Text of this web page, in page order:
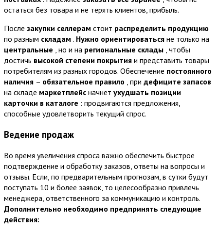
остаться без товара и не терять клиентов, прибыль.
После закупки селлерам стоит распределить продукцию
по разным складам . Нужно ориентироваться не только на
центральные , но и на региональные склады , чтобы
достичь высокой степени покрытия и представить товары
потребителям из разных городов. Обеспечение постоянного
наличия – обязательное правило , при дефиците запасов
на складе маркетплейс начнет ухудшать позиции
карточки в каталоге : продвигаются предложения,
способные удовлетворить текущий спрос.
Ведение продаж
Во время увеличения спроса важно обеспечить быстрое
подтверждение и обработку заказов, ответы на вопросы и
отзывы. Если, по предварительным прогнозам, в сутки будут
поступать 10 и более заявок, то целесообразно привлечь
менеджера, ответственного за коммуникацию и контроль.
Дополнительно необходимо предпринять следующие
действия: